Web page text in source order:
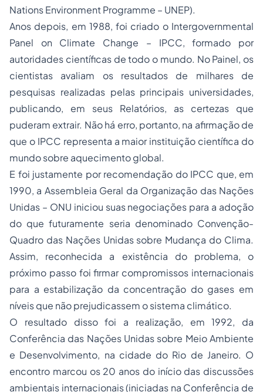
Nations Environment Programme – UNEP).
Anos depois, em 1988, foi criado o Intergovernmental
Panel on Climate Change – IPCC, formado por
autoridades científicas de todo o mundo. No Painel, os
cientistas avaliam os resultados de milhares de
pesquisas realizadas pelas principais universidades,
publicando, em seus Relatórios, as certezas que
puderam extrair. Não há erro, portanto, na afirmação de
que o IPCC representa a maior instituição científica do
mundo sobre aquecimento global.
E foi justamente por recomendação do IPCC que, em
1990, a Assembleia Geral da Organização das Nações
Unidas – ONU iniciou suas negociações para a adoção
do que futuramente seria denominado Convenção-
Quadro das Nações Unidas sobre Mudança do Clima.
Assim, reconhecida a existência do problema, o
próximo passo foi firmar compromissos internacionais
para a estabilização da concentração do gases em
níveis que não prejudicassem o sistema climático.
O resultado disso foi a realização, em 1992, da
Conferência das Nações Unidas sobre Meio Ambiente
e Desenvolvimento, na cidade do Rio de Janeiro. O
encontro marcou os 20 anos do início das discussões
ambientais internacionais (iniciadas na Conferência de